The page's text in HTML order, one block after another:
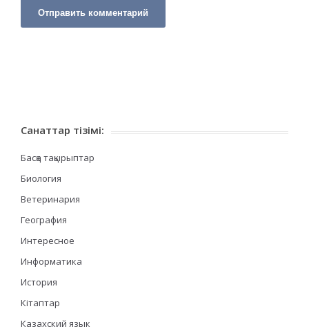
Санаттар тізімі:
Басқа тақырыптар
Биология
Ветеринария
География
Интересное
Информатика
История
Кітаптар
Казахский язык